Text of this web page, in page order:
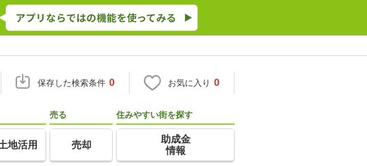
保存した検索条件 0 お気に入り 0
地活用
売る
売却
住みやすい街を探す
助成金
情報